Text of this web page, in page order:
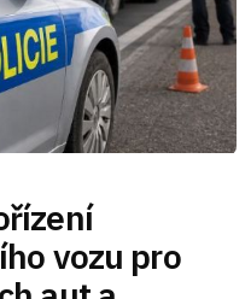
vozu pro